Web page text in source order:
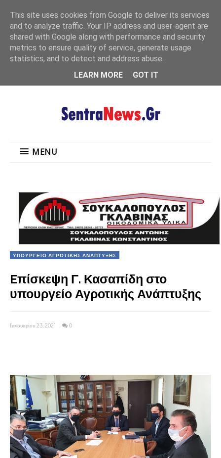
MENU
MENU
ΥΠΟΥΡΓΕΙΟ ΑΓΡΟΤΙΚΗΣ ΑΝΑΠΤΥΞΗΣ
Eπίσκεψη Γ. Κασαπίδη στο
υπουργείο Αγροτικής Ανάπτυξης
Ιανουαρίου 23, 2021 0
This site uses cookies from Google to deliver its services
and to analyze traffic. Your IP address and user-agent are
shared with Google along with performance and security
metrics to ensure quality of service, generate usage
statistics, and to detect and address abuse.
LEARN MORE
GOT IT